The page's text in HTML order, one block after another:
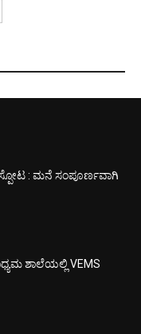
: ಮನೆ ಸಂಪೂರ್ಣವಾಗಿ
ಶಾಲೆಯಲ್ಲಿ VEMS